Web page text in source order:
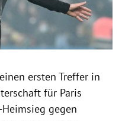
ersten Treffer in
für Paris
gegen